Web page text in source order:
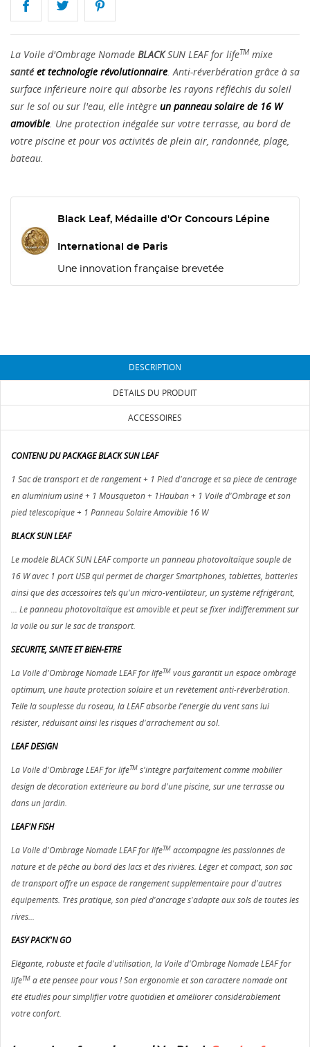
La Voile d'Ombrage Nomade BLACKSUN LEAF for lifeTMmixe
santéet technologie révolutionnaire . Anti-réverbération grâce à sa
surface inférieure noire qui absorbe les rayons réfléchis du soleil
sur le sol ou sur l'eau, elle intègre un panneau solaire de 16 W
amovible . Une protection inégalée sur votre terrasse, au bord de
votre piscine et pour vos activités de plein air, randonnée, plage,
bateau.
Black Leaf, Médaille d'Or Concours Lépine
International de Paris
Une innovation française brevetée
DESCRIPTION
DÉTAILS DU PRODUIT
ACCESSOIRES
CONTENU DU PACKAGE BLACK SUN LEAF
1 Sac de transport et de rangement + 1 Pied d'ancrage et sa pièce de centrage
en aluminium usiné + 1 Mousqueton + 1Hauban + 1 Voile d'Ombrage et son
pied télescopique + 1 Panneau Solaire Amovible 16 W
BLACK SUN LEAF
Le modèle BLACK SUN LEAF comporte un panneau photovoltaïque souple de
16 W avec 1 port USB qui permet de charger Smartphones, tablettes, batteries
ainsi que des accessoires tels qu'un micro-ventilateur, un système réfrigérant,
... Le panneau photovoltaïque est amovible et peut se fixer indifféremment sur
la voile ou sur le sac de transport.
SECURITE, SANTE ET BIEN-ETRE
La Voile d'Ombrage Nomade LEAF for lifeTM vous garantit un espace ombragé
optimum, une haute protection solaire et un revètement anti-réverbération.
Telle la souplesse du roseau, la LEAF absorbe l'énergie du vent sans lui
résister, réduisant ainsi les risques d'arrachement au sol.
LEAF DESIGN
La Voile d'Ombrage LEAF for lifeTM s'intègre parfaitement comme mobilier
design de décoration extérieure au bord d'une piscine, sur une terrasse ou
dans un jardin.
LEAF'N FISH
La Voile d'Ombrage Nomade LEAF for lifeTM accompagne les passionnés de
nature et de pêche au bord des lacs et des rivières. Léger et compact, son sac
de transport offre un espace de rangement supplémentaire pour d'autres
équipements. Très pratique, son pied d'ancrage s'adapte aux sols de toutes les
rives...
EASY PACK'N GO
Elégante, robuste et facile d'utilisation, la Voile d'Ombrage Nomade LEAF for
lifeTM a été pensée pour vous ! Son ergonomie et son caractère nomade ont
été étudiés pour simplifier votre quotidien et améliorer considérablement
votre confort.